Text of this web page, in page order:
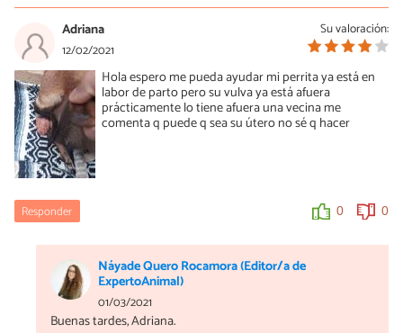
Su valoración:
Adriana
12/02/2021
Hola espero me pueda ayudar mi perrita ya está en
labor de parto pero su vulva ya está afuera
prácticamente lo tiene afuera una vecina me
comenta q puede q sea su útero no sé q hacer
Responder 0 0
Náyade Quero Rocamora (Editor/a de
ExpertoAnimal)
01/03/2021
Buenas tardes, Adriana.